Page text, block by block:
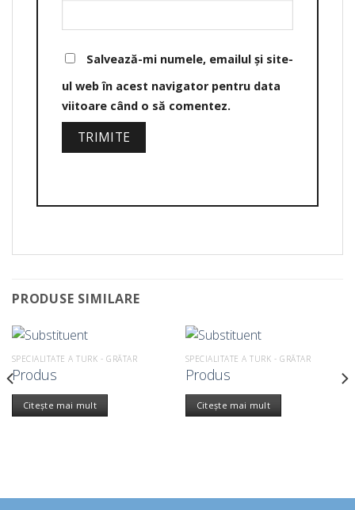
Salvează-mi numele, emailul și site-
ul web în acest navigator pentru data
viitoare când o să comentez.
PRODUSE SIMILARE
SPECIALITATE A TURK - GRĂTAR
Produs
Citește mai mult
SPECIALITATE A TURK - GRĂTAR
Produs
Citește mai mult